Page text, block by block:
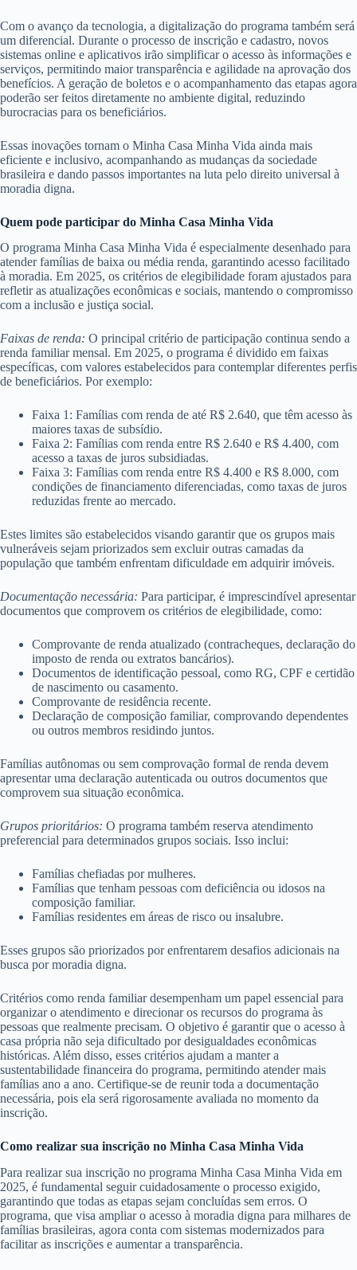
Com o avanço da tecnologia, a digitalização do programa também será
um diferencial. Durante o processo de inscrição e cadastro, novos
sistemas online e aplicativos irão simplificar o acesso às informações e
serviços, permitindo maior transparência e agilidade na aprovação dos
benefícios. A geração de boletos e o acompanhamento das etapas agora
poderão ser feitos diretamente no ambiente digital, reduzindo
burocracias para os beneficiários.
Essas inovações tornam o Minha Casa Minha Vida ainda mais
eficiente e inclusivo, acompanhando as mudanças da sociedade
brasileira e dando passos importantes na luta pelo direito universal à
moradia digna.
Quem pode participar do Minha Casa Minha Vida
O programa Minha Casa Minha Vida é especialmente desenhado para
atender famílias de baixa ou média renda, garantindo acesso facilitado
à moradia. Em 2025, os critérios de elegibilidade foram ajustados para
refletir as atualizações econômicas e sociais, mantendo o compromisso
com a inclusão e justiça social.
Faixas de renda: O principal critério de participação continua sendo a
renda familiar mensal. Em 2025, o programa é dividido em faixas
específicas, com valores estabelecidos para contemplar diferentes perfis
de beneficiários. Por exemplo:
Faixa 1: Famílias com renda de até R$ 2.640, que têm acesso às
maiores taxas de subsídio.
Faixa 2: Famílias com renda entre R$ 2.640 e R$ 4.400, com
acesso a taxas de juros subsidiadas.
Faixa 3: Famílias com renda entre R$ 4.400 e R$ 8.000, com
condições de financiamento diferenciadas, como taxas de juros
reduzidas frente ao mercado.
Estes limites são estabelecidos visando garantir que os grupos mais
vulneráveis sejam priorizados sem excluir outras camadas da
população que também enfrentam dificuldade em adquirir imóveis.
Documentação necessária: Para participar, é imprescindível apresentar
documentos que comprovem os critérios de elegibilidade, como:
Comprovante de renda atualizado (contracheques, declaração do
imposto de renda ou extratos bancários).
Documentos de identificação pessoal, como RG, CPF e certidão
de nascimento ou casamento.
Comprovante de residência recente.
Declaração de composição familiar, comprovando dependentes
ou outros membros residindo juntos.
Famílias autônomas ou sem comprovação formal de renda devem
apresentar uma declaração autenticada ou outros documentos que
comprovem sua situação econômica.
Grupos prioritários: O programa também reserva atendimento
preferencial para determinados grupos sociais. Isso inclui:
Famílias chefiadas por mulheres.
Famílias que tenham pessoas com deficiência ou idosos na
composição familiar.
Famílias residentes em áreas de risco ou insalubre.
Esses grupos são priorizados por enfrentarem desafios adicionais na
busca por moradia digna.
Critérios como renda familiar desempenham um papel essencial para
organizar o atendimento e direcionar os recursos do programa às
pessoas que realmente precisam. O objetivo é garantir que o acesso à
casa própria não seja dificultado por desigualdades econômicas
históricas. Além disso, esses critérios ajudam a manter a
sustentabilidade financeira do programa, permitindo atender mais
famílias ano a ano. Certifique-se de reunir toda a documentação
necessária, pois ela será rigorosamente avaliada no momento da
inscrição.
Como realizar sua inscrição no Minha Casa Minha Vida
Para realizar sua inscrição no programa Minha Casa Minha Vida em
2025, é fundamental seguir cuidadosamente o processo exigido,
garantindo que todas as etapas sejam concluídas sem erros. O
programa, que visa ampliar o acesso à moradia digna para milhares de
famílias brasileiras, agora conta com sistemas modernizados para
facilitar as inscrições e aumentar a transparência.